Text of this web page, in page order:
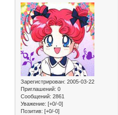
Зарегистрирован: 2005-03-22
Приглашений: 0
Сообщений: 2861
Уважение: [+0/-0]
Позитив: [+0/-0]